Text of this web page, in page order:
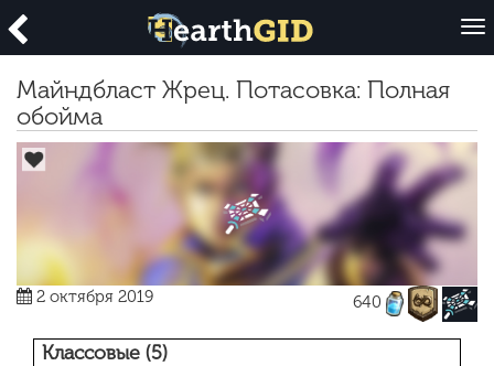
O
p
Майндбласт Жрец. Потасовка: Полная
обойма
2 октября 2019 640
Классовые (5)